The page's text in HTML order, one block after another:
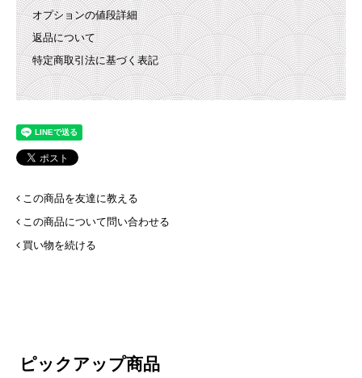
オプションの値段詳細
返品について
特定商取引法に基づく表記
この商品を友達に教える
この商品について問い合わせる
買い物を続ける
ピックアップ商品